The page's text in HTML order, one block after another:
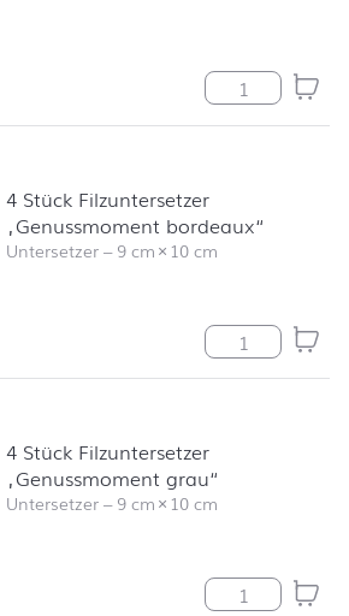
LC Snuggery
4 Stück Filzuntersetzer
„Genussmoment bordeaux“
Untersetzer–9 cm× 10 cm
4 Stück
4 Stück Filzuntersetzer
„Genussmoment grau“
Untersetzer–9 cm× 10 cm
4 Stück